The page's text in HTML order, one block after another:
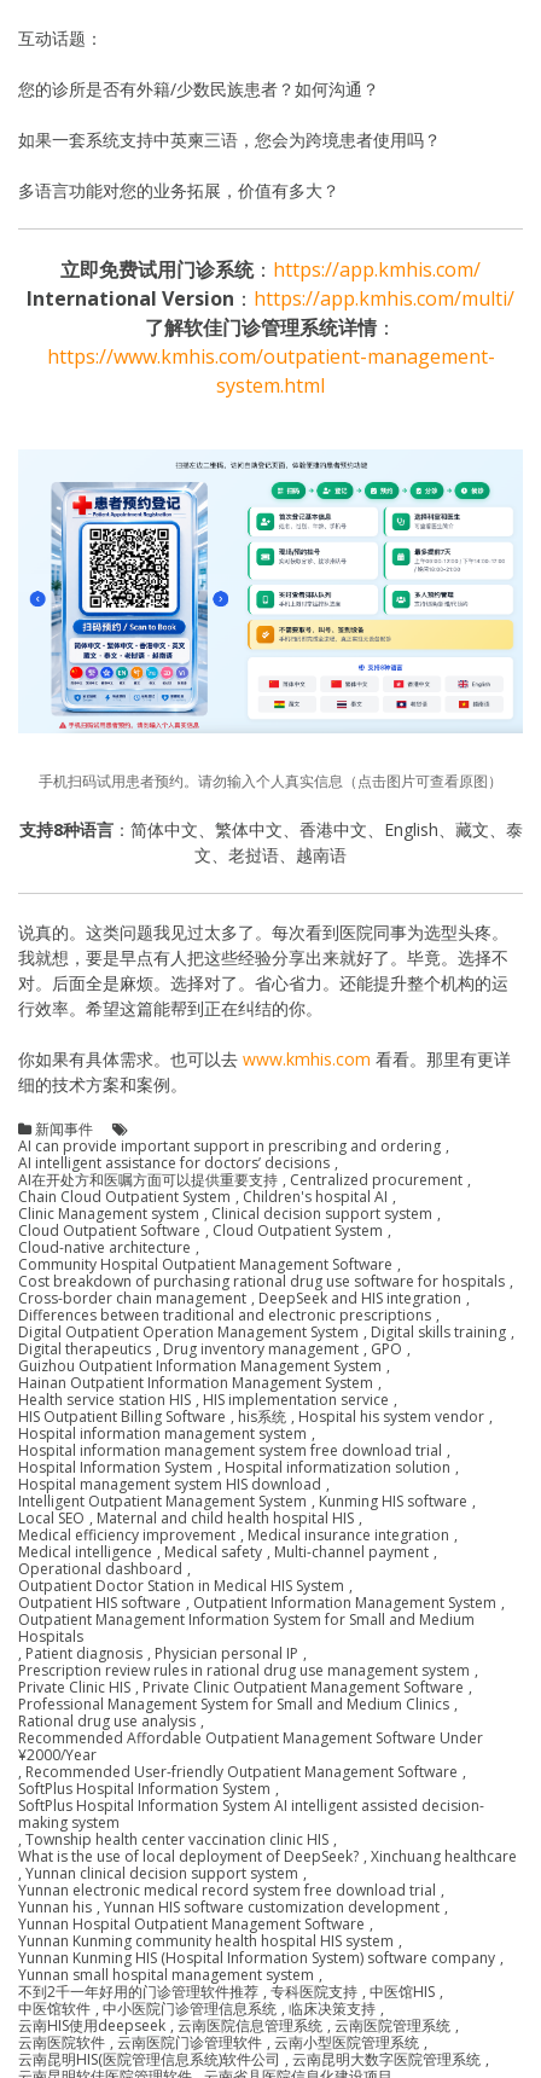
互动话题：
您的诊所是否有外籍/少数民族患者？如何沟通？
如果一套系统支持中英柬三语，您会为跨境患者使用吗？
多语言功能对您的业务拓展，价值有多大？
立即免费试用门诊系统： https://app.kmhis.com/
International Version ： https://app.kmhis.com/multi/
了解软佳门诊管理系统详情：
https://www.kmhis.com/outpatient-management-
system.html
手机扫码试用患者预约。请勿输入个人真实信息（点击图片可查看原图）
支持8种语言：简体中文、繁体中文、香港中文、English、藏文、泰
文、老挝语、越南语
说真的。这类问题我见过太多了。每次看到医院同事为选型头疼。
我就想，要是早点有人把这些经验分享出来就好了。毕竟。选择不
对。后面全是麻烦。选择对了。省心省力。还能提升整个机构的运
行效率。希望这篇能帮到正在纠结的你。
你如果有具体需求。也可以去 www.kmhis.com 看看。那里有更详
细的技术方案和案例。
新闻事件
AI can provide important support in prescribing and ordering ,
AI intelligent assistance for doctors’ decisions ,
AI在开处方和医嘱方面可以提供重要支持 , Centralized procurement ,
Chain Cloud Outpatient System , Children's hospital AI ,
Clinic Management system , Clinical decision support system ,
Cloud Outpatient Software , Cloud Outpatient System ,
Cloud-native architecture ,
Community Hospital Outpatient Management Software ,
Cost breakdown of purchasing rational drug use software for hospitals ,
Cross-border chain management , DeepSeek and HIS integration ,
Differences between traditional and electronic prescriptions ,
Digital Outpatient Operation Management System , Digital skills training ,
Digital therapeutics , Drug inventory management , GPO ,
Guizhou Outpatient Information Management System ,
Hainan Outpatient Information Management System ,
Health service station HIS , HIS implementation service ,
HIS Outpatient Billing Software , his系统 , Hospital his system vendor ,
Hospital information management system ,
Hospital information management system free download trial ,
Hospital Information System , Hospital informatization solution ,
Hospital management system HIS download ,
Intelligent Outpatient Management System , Kunming HIS software ,
Local SEO , Maternal and child health hospital HIS ,
Medical efficiency improvement , Medical insurance integration ,
Medical intelligence , Medical safety , Multi-channel payment ,
Operational dashboard ,
Outpatient Doctor Station in Medical HIS System ,
Outpatient HIS software , Outpatient Information Management System ,
Outpatient Management Information System for Small and Medium
Hospitals
, Patient diagnosis , Physician personal IP ,
Prescription review rules in rational drug use management system ,
Private Clinic HIS , Private Clinic Outpatient Management Software ,
Professional Management System for Small and Medium Clinics ,
Rational drug use analysis ,
Recommended Affordable Outpatient Management Software Under
¥2000/Year
, Recommended User-friendly Outpatient Management Software ,
SoftPlus Hospital Information System ,
SoftPlus Hospital Information System AI intelligent assisted decision-
making system
, Township health center vaccination clinic HIS ,
What is the use of local deployment of DeepSeek? , Xinchuang healthcare
, Yunnan clinical decision support system ,
Yunnan electronic medical record system free download trial ,
Yunnan his , Yunnan HIS software customization development ,
Yunnan Hospital Outpatient Management Software ,
Yunnan Kunming community health hospital HIS system ,
Yunnan Kunming HIS (Hospital Information System) software company ,
Yunnan small hospital management system ,
不到2千一年好用的门诊管理软件推荐 , 专科医院支持 , 中医馆HIS ,
中医馆软件 , 中小医院门诊管理信息系统 , 临床决策支持 ,
云南HIS使用deepseek , 云南医院信息管理系统 , 云南医院管理系统 ,
云南医院软件 , 云南医院门诊管理软件 , 云南小型医院管理系统 ,
云南昆明HIS(医院管理信息系统)软件公司 , 云南昆明大数字医院管理系统 ,